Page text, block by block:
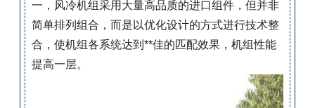
一，风冷机组采用大量高品质的进口组件，但并非
简单排列组合，而是以优化设计的方式进行技术整
合，使机组各系统达到**佳的匹配效果，机组性能
提高一层。